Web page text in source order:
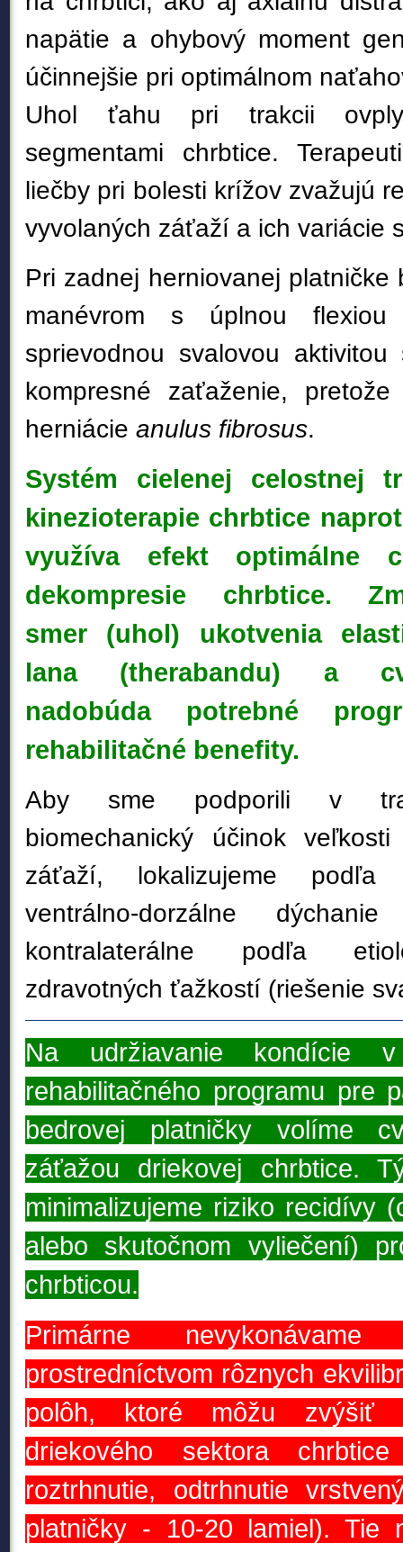
napätie a ohybový moment
účinnejšie pri optimálnom
Uhol ťahu pri trakcii
segmentami chrbtice.
liečby pri bolesti krížov zvažujú
vyvolaných záťaží a ich variácie
Pri zadnej herniovanej
manévrom s úplnou
sprievodnou svalovou aktivitou
kompresné zaťaženie,
herniácie anulus fibrosus.
Systém cielenej celostnej
kinezioterapie chrbtice
využíva efekt optimálne
dekompresie chrbtice. Z
smer (uhol) ukotvenia
lana (therabandu) a
nadobúda potrebné
rehabilitačné benefity.
Aby sme podporili v
biomechanický účinok
záťaží, lokalizujeme podľa
ventrálno-dorzálne
kontralaterálne podľa
zdravotných ťažkostí (riešenie
Na udržiavanie kondície v
rehabilitačného programu pre
bedrovej platničky volíme
záťažou driekovej chrbtice.
minimalizujeme riziko recidívy
alebo skutočnom vyliečení)
chrbticou.
Primárne
prostredníctvom rôznych
polôh, ktoré môžu zvýšiť
driekového sektora
roztrhnutie, odtrhnutie
platničky - 10-20 lamiel). Tie